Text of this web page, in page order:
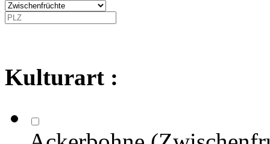
Kulturart :